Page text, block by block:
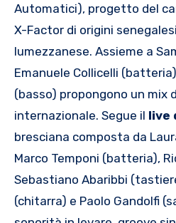
Automatici), progetto del
X-Factor di origini
lumezzanese. Assieme a
Emanuele Collicelli
(basso) propongono un mix
internazionale. Segue il live
bresciana composta da
Marco Temponi (batteria),
Sebastiano Abaribbi
(chitarra) e Paolo Gandolfi